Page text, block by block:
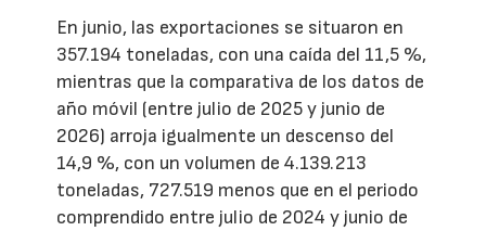
En junio, las exportaciones se situaron en
357.194 toneladas, con una caída del 11,5 %,
mientras que la comparativa de los datos de
año móvil (entre julio de 2025 y junio de
2026) arroja igualmente un descenso del
14,9 %, con un volumen de 4.139.213
toneladas, 727.519 menos que en el periodo
comprendido entre julio de 2024 y junio de